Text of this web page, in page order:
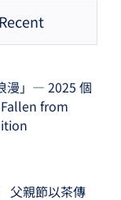
Recent
漫」— 2025 個
from
父親節以茶傳